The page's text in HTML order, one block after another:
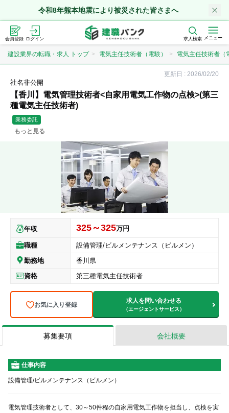
令和8年熊本地震により被災された皆さまへ
会員登録 ログイン 求人検索 メニュー
建設業界の転職・求人 トップ 電気主任技術者（電験） 電気主任技術者（
更新日 : 2026/02/20
社名非公開
【香川】電気管理技術者<自家用電気工作物の点検>(第三
種電気主任技術者)
業務委託
もっと見る
年収 325～325万円
職種 設備管理/ビルメンテナンス（ビルメン）
勤務地
香川県
資格
第三種電気主任技術者
お気に入り登録
求人を問い合わせる
（エージェントサービス）
募集要項 会社概要
仕事内容
設備管理/ビルメンテナンス（ビルメン）
電気管理技術者として、30～50件程の自家用電気工作物を担当し、点検を実